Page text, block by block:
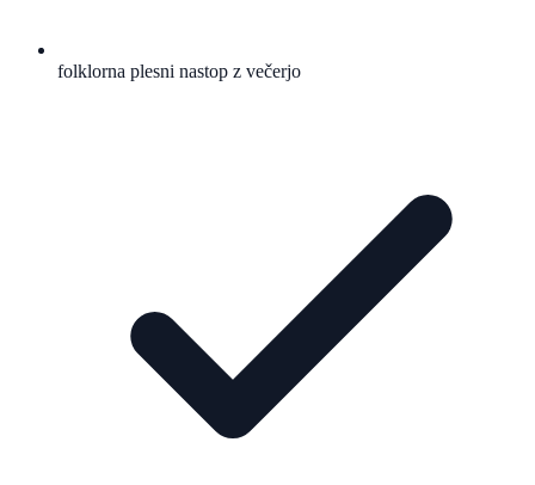
folklorna plesni nastop z večerjo